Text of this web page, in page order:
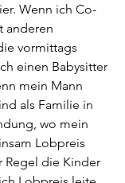
Wenn ich Co-
anderen
vormittags
einen Babysitter
mein Mann
als Familie in
wo mein
Lobpreis
Regel die Kinder